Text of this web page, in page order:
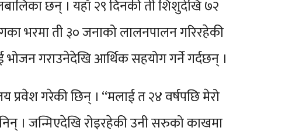
छन् । यहाँ २९ दिनकी ती शिशुदेखि ७२
भरमा ती ३० जनाको लालनपालन गरिरहेकी
गराउनेदेखि आर्थिक सहयोग गर्ने गर्दछन् ।
गरेकी छिन् । “मलाई त २४ वर्षपछि मेरो
। जन्मिएदेखि रोइरहेकी उनी सरुको काखमा